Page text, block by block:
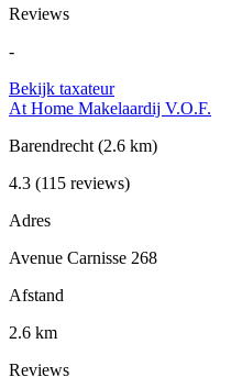
Reviews
-
Bekijk taxateur
At Home Makelaardij V.O.F.
Barendrecht (2.6 km)
4.3 (115 reviews)
Adres
Avenue Carnisse 268
Afstand
2.6 km
Reviews